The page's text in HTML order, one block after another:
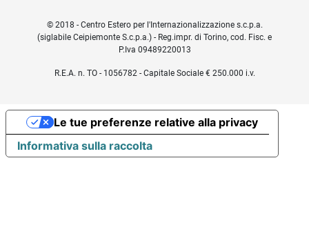
© 2018 - Centro Estero per l'Internazionalizzazione s.c.p.a.
(siglabile Ceipiemonte S.c.p.a.) - Reg.impr. di Torino, cod. Fisc. e
P.Iva 09489220013
R.E.A. n. TO - 1056782 - Capitale Sociale € 250.000 i.v.
Informativa sulla raccolta
Le tue preferenze relative alla privacy